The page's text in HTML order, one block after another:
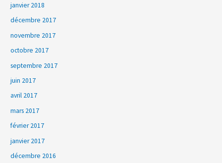
janvier 2018
décembre 2017
novembre 2017
octobre 2017
septembre 2017
juin 2017
avril 2017
mars 2017
février 2017
janvier 2017
décembre 2016